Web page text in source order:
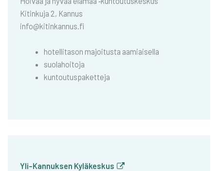
Kitin­ku­ja 2, Kan­nus
info@kitinkannus.fi
hotel­li­ta­son majoi­tus­ta aamiai­sel­la
suo­la­hoi­to­ja
kun­tou­tus­pa­ket­te­ja
Yli-Kan­nuk­sen Kylä­kes­kus